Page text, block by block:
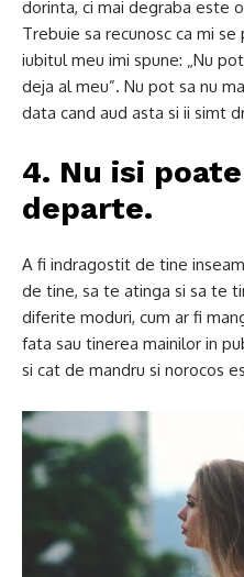
dorinta, ci mai degraba este
Trebuie sa recunosc ca mi
iubitul meu imi spune: „Nu
deja al meu”. Nu pot sa nu
data cand aud asta si ii simt
4. Nu isi
departe.
A fi indragostit de tine
de tine, sa te atinga si sa te
diferite moduri, cum ar fi
fata sau tinerea mainilor in
si cat de mandru si norocos